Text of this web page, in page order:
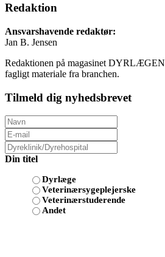
Redaktion
Ansvarshavende redaktør:
Jan B. Jensen
Redaktionen på magasinet
fagligt materiale fra branchen.
Tilmeld dig nyhedsbrevet
Din titel
Dyrlæge
Veterinærsygeplejerske
Veterinærstuderende
Andet